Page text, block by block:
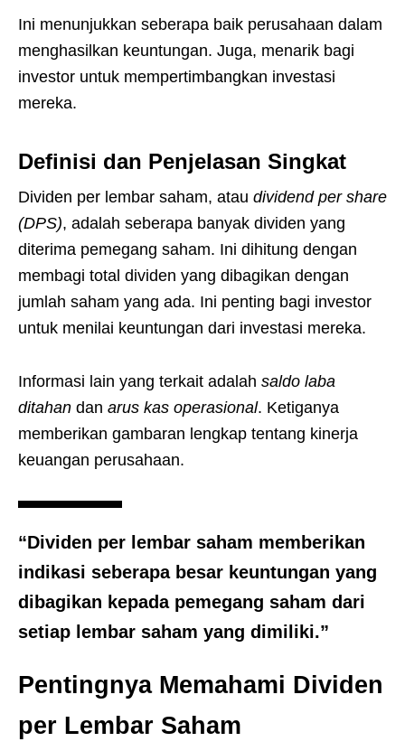
Ini menunjukkan seberapa baik perusahaan dalam
menghasilkan keuntungan. Juga, menarik bagi
investor untuk mempertimbangkan investasi
mereka.
Definisi dan Penjelasan Singkat
Dividen per lembar saham, atau dividend per share
(DPS), adalah seberapa banyak dividen yang
diterima pemegang saham. Ini dihitung dengan
membagi total dividen yang dibagikan dengan
jumlah saham yang ada. Ini penting bagi investor
untuk menilai keuntungan dari investasi mereka.
Informasi lain yang terkait adalah saldo laba
ditahan dan arus kas operasional. Ketiganya
memberikan gambaran lengkap tentang kinerja
keuangan perusahaan.
“Dividen per lembar saham memberikan
indikasi seberapa besar keuntungan yang
dibagikan kepada pemegang saham dari
setiap lembar saham yang dimiliki.”
Pentingnya Memahami Dividen
per Lembar Saham